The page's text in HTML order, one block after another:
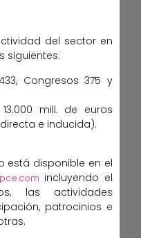
del sector en
siguientes:
Congresos 375 y
mill. de euros
e inducida).
está disponible en el
incluyendo el
las actividades
patrocinios e